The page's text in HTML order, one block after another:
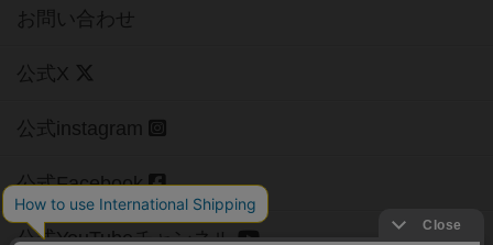
お問い合わせ
公式X
公式instagram
公式Facebook
公式YouTubeチャンネル